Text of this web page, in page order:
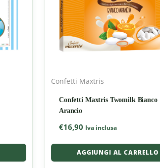
Confetti Maxtris
Confetti Maxtris Twomilk Bianco
Arancio
€16,90 Iva inclusa
AGGIUNGI AL CARRELLO